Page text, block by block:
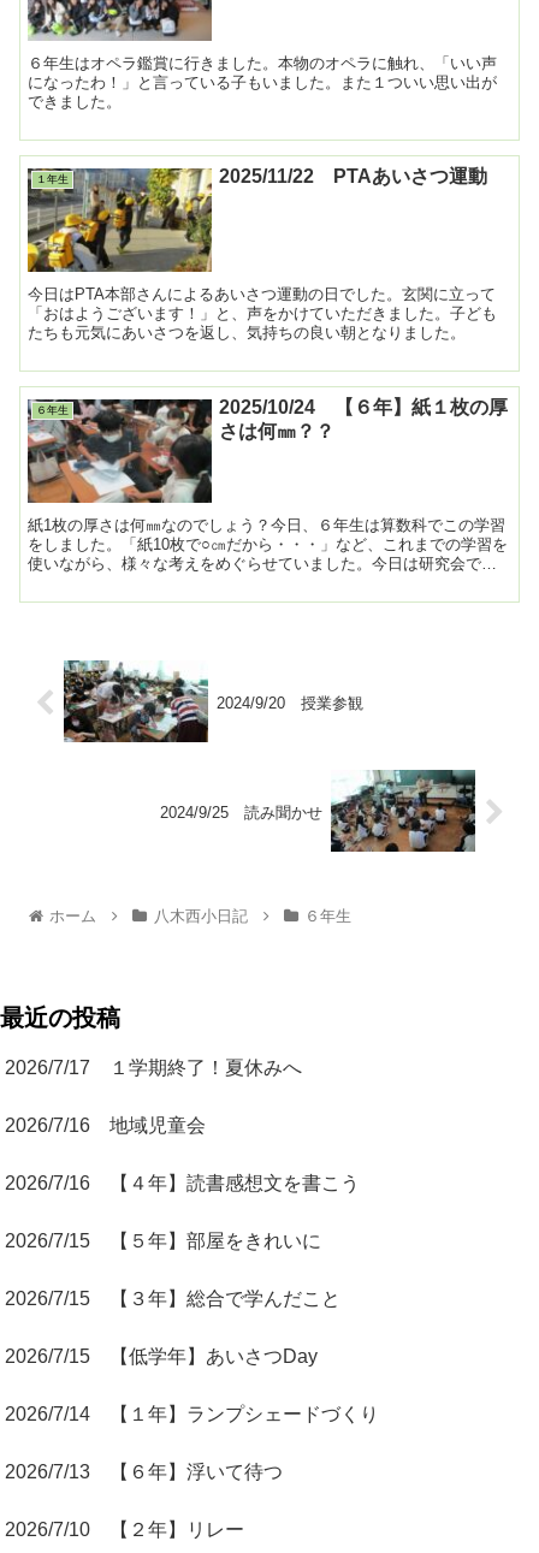
６年生はオペラ鑑賞に行きました。本物のオペラに触れ、「いい声
になったわ！」と言っている子もいました。また１ついい思い出が
できました。
１年生 2025/11/22 PTAあいさつ運動
今日はPTA本部さんによるあいさつ運動の日でした。玄関に立って
「おはようございます！」と、声をかけていただきました。子ども
たちも元気にあいさつを返し、気持ちの良い朝となりました。
６年生
2025/10/24 【６年】紙１枚の厚
さは何㎜？？
紙1枚の厚さは何㎜なのでしょう？今日、６年生は算数科でこの学習
をしました。「紙10枚で○㎝だから・・・」など、これまでの学習を
使いながら、様々な考えをめぐらせていました。今日は研究会で、
2024/9/20 授業参観
2024/9/25 読み聞かせ
ホーム 八木西小日記 ６年生
最近の投稿
2026/7/17 １学期終了！夏休みへ
2026/7/16 地域児童会
2026/7/16 【４年】読書感想文を書こう
2026/7/15 【５年】部屋をきれいに
2026/7/15 【３年】総合で学んだこと
2026/7/15 【低学年】あいさつDay
2026/7/14 【１年】ランプシェードづくり
2026/7/13 【６年】浮いて待つ
2026/7/10 【２年】リレー